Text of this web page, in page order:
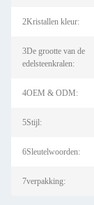
2Kristallen kleur:
3De grootte van de
edelsteenkralen:
4OEM & ODM:
5Stijl:
6Sleutelwoorden:
7verpakking: